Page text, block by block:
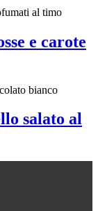
e carote
salato al